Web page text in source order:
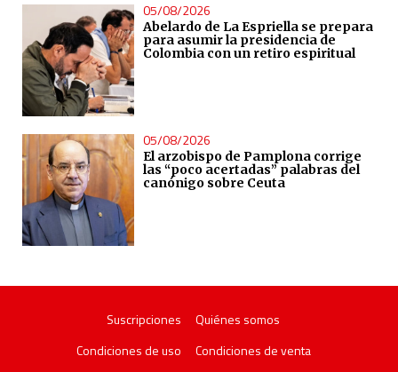
05/08/2026
Abelardo de La Espriella se prepara
para asumir la presidencia de
Colombia con un retiro espiritual
05/08/2026
El arzobispo de Pamplona corrige
las “poco acertadas” palabras del
canónigo sobre Ceuta
Suscripciones
Quiénes somos
Condiciones de uso
Condiciones de venta